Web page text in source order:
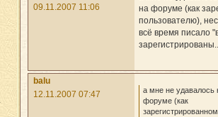
09.11.2007 11:06
на форуме (как
пользователю),
всё время писало
balu
12.11.2007 07:47
а мне не удавалось
форуме (как